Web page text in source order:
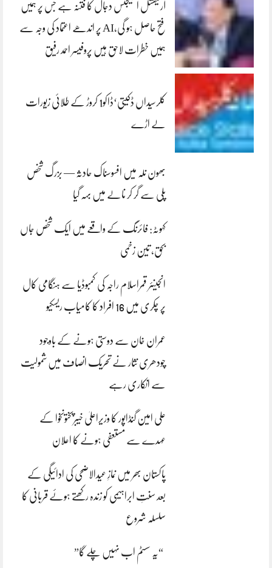
آرٹیفشل انٹلیجنس دجال کا فتنہ ہے جس پر ہمیں
فتح حاصل ہو گی،AI پر اندھے اعتماد کی وجہ سے
ہمیں خطرات لاحق ہیں پروفیسر احمد رفیق
کلرسیداں ڈکیتی‘ڈاکو1 کروڑ کے طلائی زیورات
لے اڑے
بھون نلہ میں افسوسناک حادثہ — بزرگ شخص
پلی سے گر کر نالے میں بہہ گیا
کہوٹہ: فائرنگ کے واقعے میں ایک شخص جاں
بحق، تین زخمی
انجینئر قمراسلام راجہ کی کمبوڈیا سے ہنگامی کال
پر چکری میں 16 افراد کا کامیاب ریسکیو
عمران خان سے دوستی ہونے کے باوجود
چودھری نثار نے تحریک انصاف میں شمولیت
سے انکاری رہے
علی امین گنڈاپور کا وزیراعلیٰ خیبرپختونخوا کے
عہدے سے مستعفی ہونے کا اعلان
پاکستان بھر میں نمازِ عیدالاضحی کی ادائیگی کے
بعد سنتِ ابراہیمی کو زندہ رکھتے ہوئے قربانی کا
سلسلہ شروع
“یہ سسٹم اب نہیں چلے گا”